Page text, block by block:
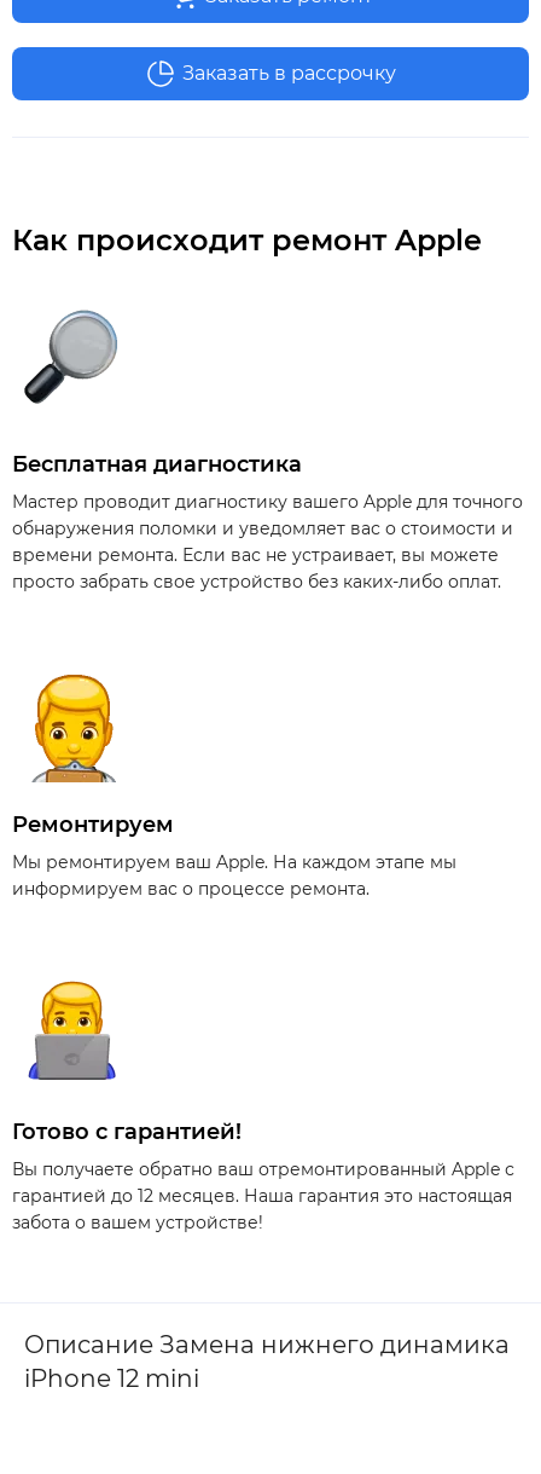
Заказать в рассрочку
Как происходит ремонт Apple
Бесплатная диагностика
Мастер проводит диагностику вашего Apple для точного
обнаружения поломки и уведомляет вас о стоимости и
времени ремонта. Если вас не устраивает, вы можете
просто забрать свое устройство без каких-либо оплат.
Ремонтируем
Мы ремонтируем ваш Apple. На каждом этапе мы
информируем вас о процессе ремонта.
Готово с гарантией!
Вы получаете обратно ваш отремонтированный Apple с
гарантией до 12 месяцев. Наша гарантия это настоящая
забота о вашем устройстве!
Описание Замена нижнего динамика
iPhone 12 mini